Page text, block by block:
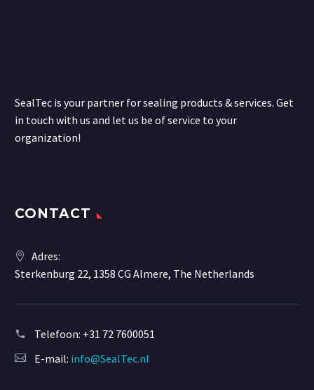
SealTec is your partner for sealing products & services. Get
in touch with us and let us be of service to your
organization!
CONTACT
Adres:
Sterkenburg 22, 1358 CG Almere, The Netherlands
Telefoon: +31 72 7600051
E-mail: info@SealTec.nl